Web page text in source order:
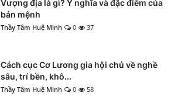
Vượng địa là gì? Ý nghĩa và đặc điểm của
bản mệnh
Thầy Tâm Huệ Minh 0 37
Cách cục Cơ Lương gia hội chủ về nghề
sâu, trí bền, khô...
Thầy Tâm Huệ Minh 0 58